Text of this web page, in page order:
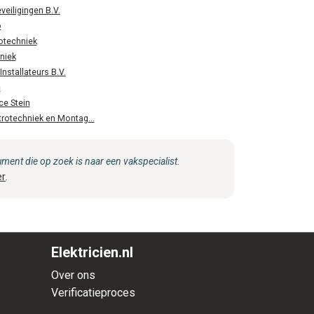
B.V.
B.V.
Stein
en Montag...
die op zoek is naar een vakspecialist.
Elektricien.nl
Over ons
Verificatieproces